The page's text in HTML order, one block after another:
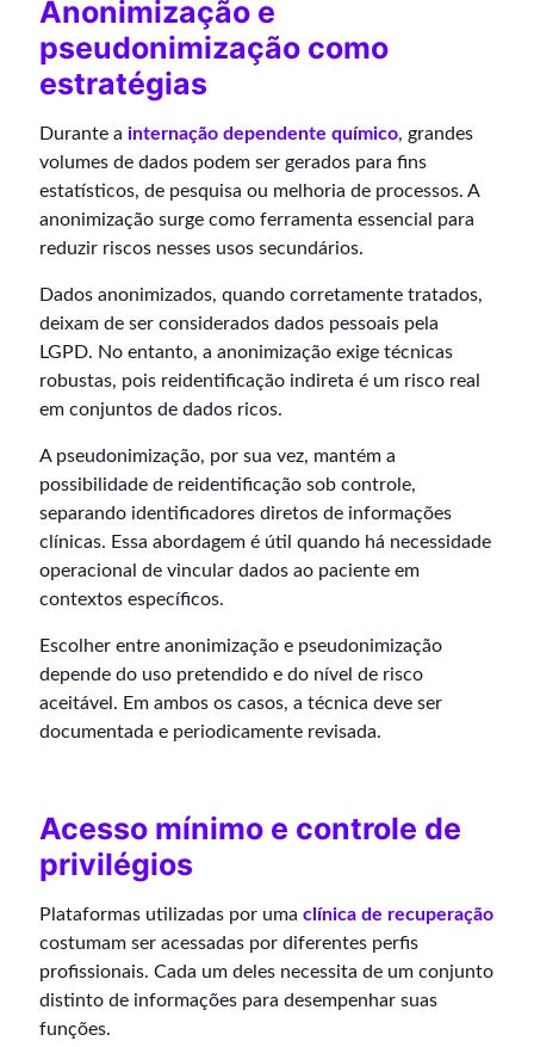
Anonimização e
pseudonimização como
estratégias
Durante a internação dependente químico, grandes
volumes de dados podem ser gerados para fins
estatísticos, de pesquisa ou melhoria de processos. A
anonimização surge como ferramenta essencial para
reduzir riscos nesses usos secundários.
Dados anonimizados, quando corretamente tratados,
deixam de ser considerados dados pessoais pela
LGPD. No entanto, a anonimização exige técnicas
robustas, pois reidentificação indireta é um risco real
em conjuntos de dados ricos.
A pseudonimização, por sua vez, mantém a
possibilidade de reidentificação sob controle,
separando identificadores diretos de informações
clínicas. Essa abordagem é útil quando há necessidade
operacional de vincular dados ao paciente em
contextos específicos.
Escolher entre anonimização e pseudonimização
depende do uso pretendido e do nível de risco
aceitável. Em ambos os casos, a técnica deve ser
documentada e periodicamente revisada.
Acesso mínimo e controle de
privilégios
Plataformas utilizadas por uma clínica de recuperação
costumam ser acessadas por diferentes perfis
profissionais. Cada um deles necessita de um conjunto
distinto de informações para desempenhar suas
funções.